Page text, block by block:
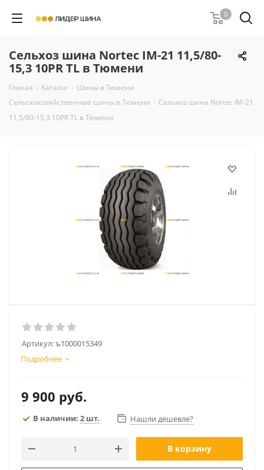
0
Сельхоз шина Nortec IM-21 11,5/80-
15,3 10PR TL в Тюмени
Гланая - Каталог - Шины в Тюмени -
Сельскохозяйственные шины в Тюмени - Сельхоз шина Nortec IM-21
11,5/80-15,3 10PR TL в Тюмени
Артикул:ъ1000015349
Подробнее
9 900 руб.
В наличии: 2 шт. Нашли дешевле?
В корзину